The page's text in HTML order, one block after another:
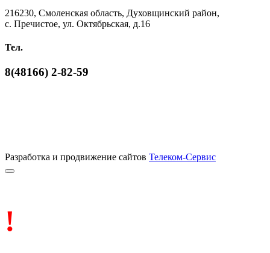
216230, Смоленская область, Духовщинский район,
с. Пречистое, ул. Октябрьская, д.16
Тел.
8(48166) 2-82-59
Разработка и продвижение сайтов Телеком-Сервис
!